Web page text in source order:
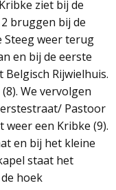
ziet bij de
bruggen bij de
Steeg weer terug
en bij de eerste
Rijwielhuis.
We vervolgen
Pastoor
een Kribke (9).
en bij het kleine
staat het
hoek